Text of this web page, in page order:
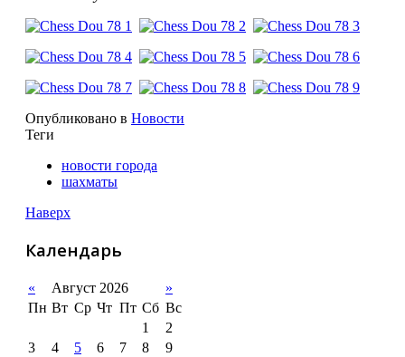
Опубликовано в Новости
Теги
новости города
шахматы
Наверх
Календарь
« Август 2026
»
Пн Вт Ср Чт Пт Сб Вс
1
2
3
4 5 6 7 8
9